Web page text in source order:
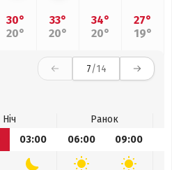
30°
20°
33°
20°
34°
20°
27°
19°
7/14
Ніч
Ранок
03:00 06:00 09:00